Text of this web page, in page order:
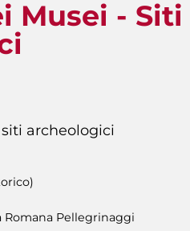
Musei - Siti
archeologici
Romana Pellegrinaggi